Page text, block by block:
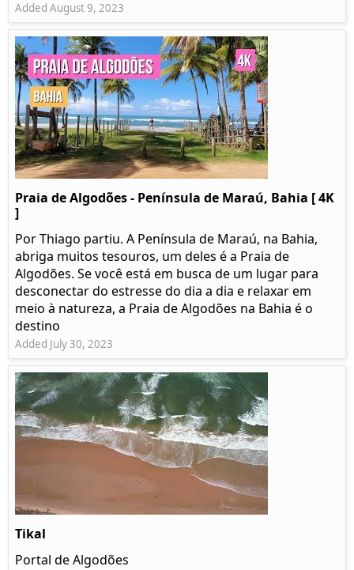
Added August 9, 2023
Praia de Algodões - Península de Maraú, Bahia [ 4K
]
Por Thiago partiu. A Península de Maraú, na Bahia,
abriga muitos tesouros, um deles é a Praia de
Algodões. Se você está em busca de um lugar para
desconectar do estresse do dia a dia e relaxar em
meio à natureza, a Praia de Algodões na Bahia é o
destino
Added July 30, 2023
Tikal
Portal de Algodões